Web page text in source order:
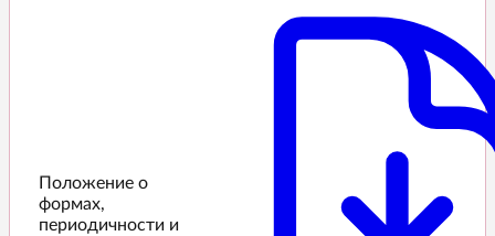
Положение о
формах,
периодичности и